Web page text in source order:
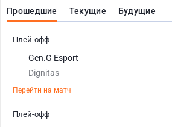
Прошедшие Текущие Будущие
Gen.G Esport
Dignitas
Перейти на матч
Плей-офф
Плей-офф